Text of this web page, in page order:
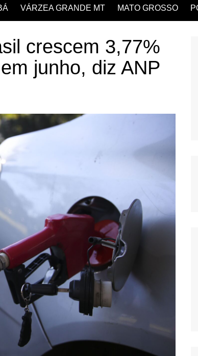
VÁRZEA GRANDE MT MATO GROSSO
crescem 3,77%
junho, diz ANP